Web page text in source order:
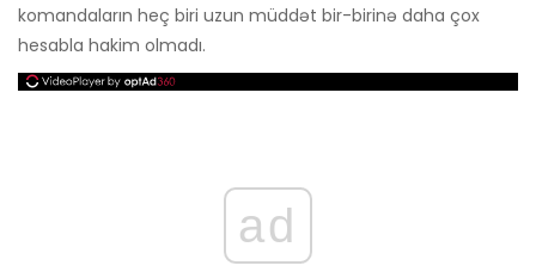
komandaların heç biri uzun müddət bir-birinə daha çox
hesabla hakim olmadı.
ad